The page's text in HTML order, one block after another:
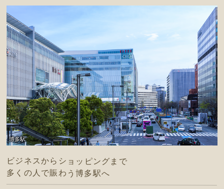
博多駅
ビジネスからショッピングまで
多くの人で賑わう博多駅へ